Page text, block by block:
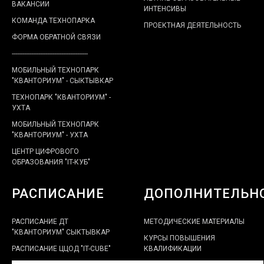
ВАКАНСИИ
КОМАНДА ТЕХНОПАРКА
ФОРМА ОБРАТНОЙ СВЯЗИ
-------------------------------------------
МОБИЛЬНЫЙ ТЕХНОПАРК
"КВАНТОРИУМ" - СЫКТЫВКАР
ТЕХНОПАРК "КВАНТОРИУМ" -
УХТА
МОБИЛЬНЫЙ ТЕХНОПАРК
"КВАНТОРИУМ" - УХТА
ЦЕНТР ЦИФРОВОГО
ОБРАЗОВАНИЯ "IT-КУБ"
ИНТЕНСИВЫ
ПРОЕКТНАЯ ДЕЯТЕЛЬНОСТЬ
РАСПИСАНИЕ
РАСПИСАНИЕ ДТ
"КВАНТОРИУМ" СЫКТЫВКАР
РАСПИСАНИЕ ЦЦОД "IT-CUBE"
МЕТОДИЧЕСКИЕ МАТЕРИАЛЫ
КУРСЫ ПОВЫШЕНИЯ
КВАЛИФИКАЦИИ